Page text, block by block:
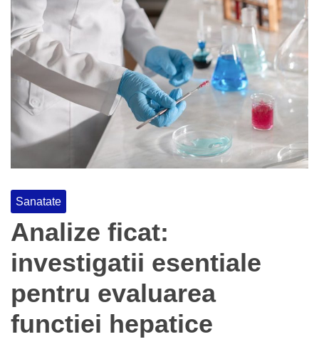
Sanatate
Analize ficat:
investigatii esentiale
pentru evaluarea
functiei hepatice